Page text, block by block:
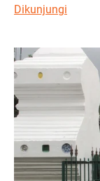
Dikunjungi